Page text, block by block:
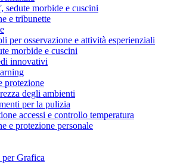
sedute morbide e cuscini
e tribunette
per osservazione e attività esperienziali
morbide e cuscini
innovativi
protezione
degli ambienti
per la pulizia
accessi e controllo temperatura
e protezione personale
Grafica